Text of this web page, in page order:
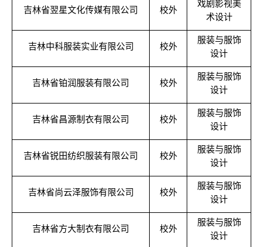
吉林省翌星文化传媒有限公司 校外
戏剧影视美
术设计
吉林中科服装实业有限公司 校外
服装与服饰
设计
吉林省铂润服装有限公司 校外
服装与服饰
设计
吉林省昌源制衣有限公司 校外
服装与服饰
设计
吉林省锐田纺织服装有限公司 校外
服装与服饰
设计
吉林省尚云泽服饰有限公司 校外
服装与服饰
设计
吉林省方大制衣有限公司 校外
服装与服饰
设计